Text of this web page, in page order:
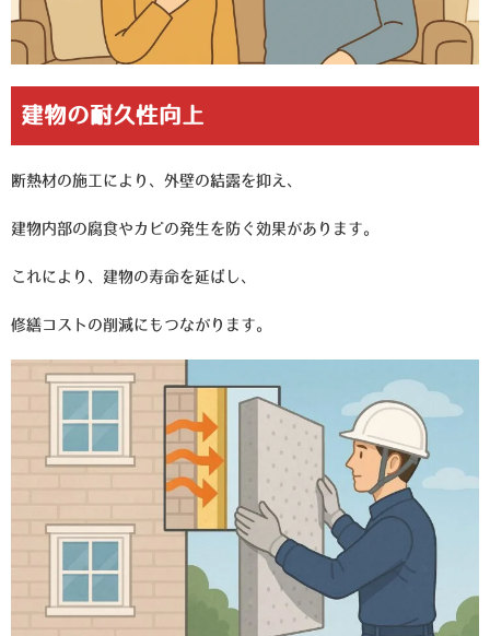
建物の耐久性向上
断熱材の施工により、外壁の結露を抑え、
建物内部の腐食やカビの発生を防ぐ効果があります。
これにより、建物の寿命を延ばし、
修繕コストの削減にもつながります。